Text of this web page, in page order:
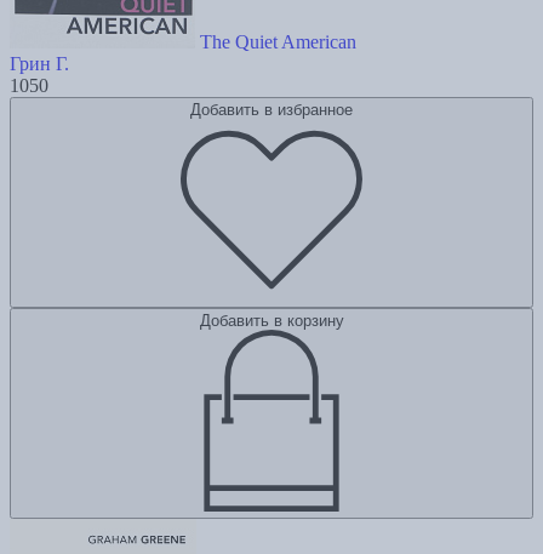
The Quiet American
Грин Г.
1050
Добавить в избранное
Добавить в корзину